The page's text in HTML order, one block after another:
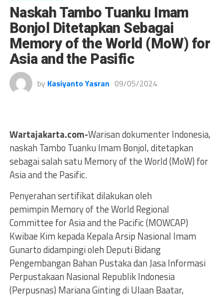
Naskah Tambo Tuanku Imam
Bonjol Ditetapkan Sebagai
Memory of the World (MoW) for
Asia and the Pasific
by Kasiyanto Yasran 09/05/2024
Wartajakarta.com-Warisan dokumenter Indonesia,
naskah Tambo Tuanku Imam Bonjol, ditetapkan
sebagai salah satu Memory of the World (MoW) for
Asia and the Pasific.
Penyerahan sertifikat dilakukan oleh
pemimpin Memory of the World Regional
Committee for Asia and the Pacific (MOWCAP)
Kwibae Kim kepada Kepala Arsip Nasional Imam
Gunarto didampingi oleh Deputi Bidang
Pengembangan Bahan Pustaka dan Jasa Informasi
Perpustakaan Nasional Republik Indonesia
(Perpusnas) Mariana Ginting di Ulaan Baatar,